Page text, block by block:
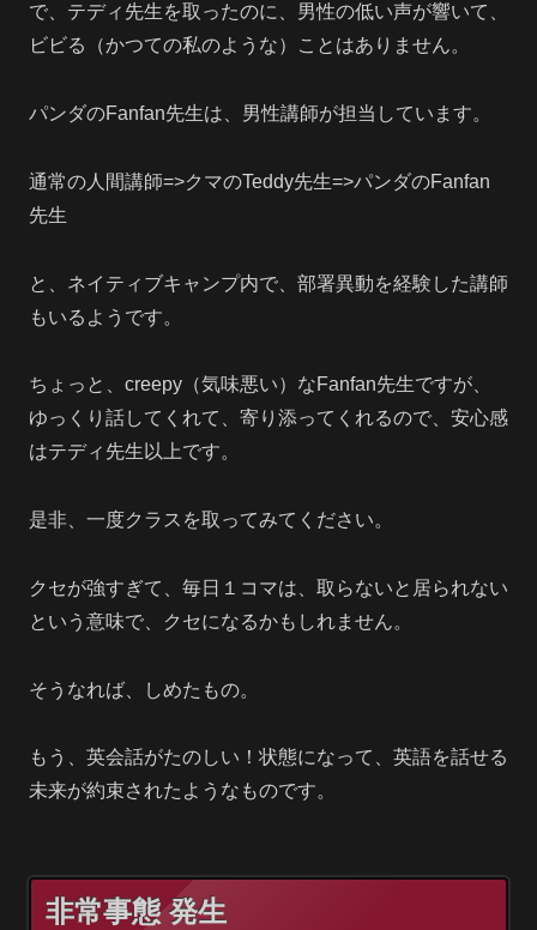
で、テディ先生を取ったのに、男性の低い声が響いて、
ビビる（かつての私のような）ことはありません。
パンダのFanfan先生は、男性講師が担当しています。
通常の人間講師=>クマのTeddy先生=>パンダのFanfan
先生
と、ネイティブキャンプ内で、部署異動を経験した講師
もいるようです。
ちょっと、creepy（気味悪い）なFanfan先生ですが、
ゆっくり話してくれて、寄り添ってくれるので、安心感
はテディ先生以上です。
是非、一度クラスを取ってみてください。
クセが強すぎて、毎日１コマは、取らないと居られない
という意味で、クセになるかもしれません。
そうなれば、しめたもの。
もう、英会話がたのしい！状態になって、英語を話せる
未来が約束されたようなものです。
非常事態 発生